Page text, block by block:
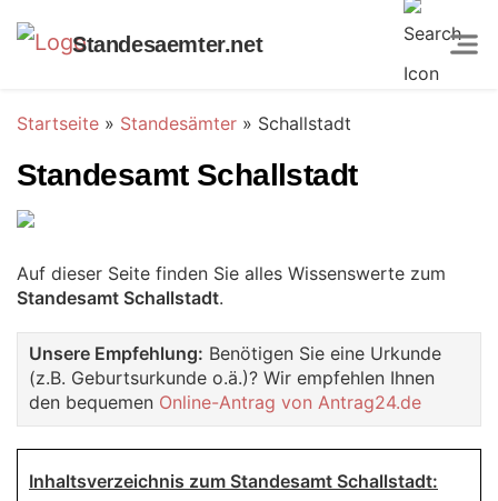
Standesaemter.net
Startseite » Standesämter » Schallstadt
Standesamt Schallstadt
Auf dieser Seite finden Sie alles Wissenswerte zum
Standesamt Schallstadt.
Unsere Empfehlung: Benötigen Sie eine Urkunde
(z.B. Geburtsurkunde o.ä.)? Wir empfehlen Ihnen
den bequemen Online-Antrag von Antrag24.de
Inhaltsverzeichnis zum Standesamt Schallstadt: